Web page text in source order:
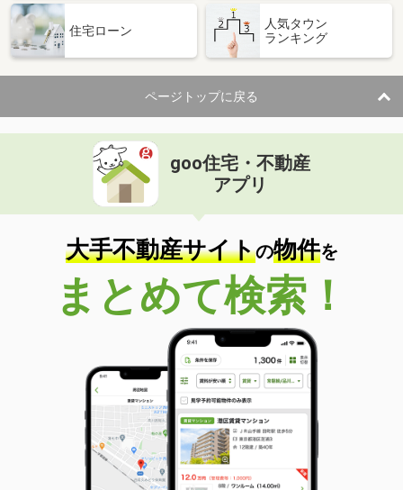
住宅ローン
人気タウン
ランキング
ページトップに戻る
goo住宅・不動産
アプリ
大手不動産サイトの物件を
まとめて検索！